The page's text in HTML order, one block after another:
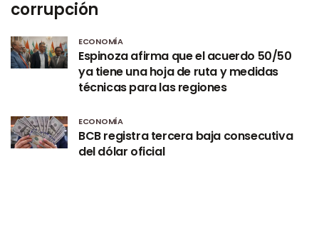
corrupción
ECONOMÍA
Espinoza afirma que el acuerdo 50/50
ya tiene una hoja de ruta y medidas
técnicas para las regiones
ECONOMÍA
BCB registra tercera baja consecutiva
del dólar oficial